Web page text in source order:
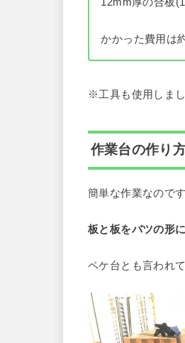
かかった費用は
※工具も使用しま
作業台の作り
簡単な作業なので
板と板をバツの形
ペケ台とも言われ